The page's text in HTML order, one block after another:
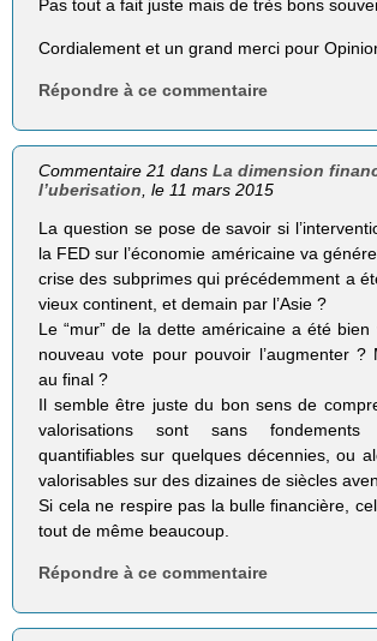
Pas tout a fait juste mais de très bons
Cordialement et un grand merci pour
Répondre à ce commentaire
Commentaire 21 dansLa dimension
l’uberisation , le 11 mars 2015
La question se pose de savoir si
la FED sur l’économie américaine va
crise des subprimes qui précédemment a
vieux continent, et demain par l’Asie ?
Le “mur” de la dette américaine a été bien
nouveau vote pour pouvoir l’augmenter ?
au final ?
Il semble être juste du bon sens de
valorisations sont sans fondements
quantifiables sur quelques décennies, ou
valorisables sur des dizaines de siècles
Si cela ne respire pas la bulle financière,
tout de même beaucoup.
Répondre à ce commentaire